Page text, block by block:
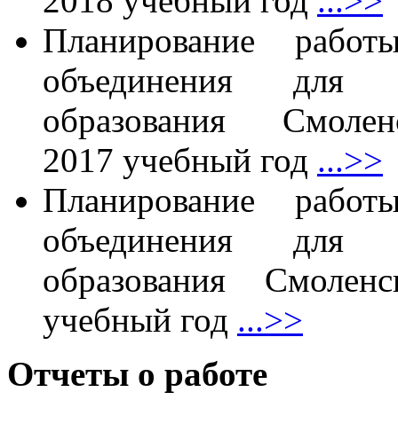
Планирование
объединения для
образования
2017 учебный год ...>>
Планирование
объединения для
образования
учебный год ...>>
Отчеты о работе